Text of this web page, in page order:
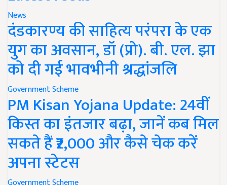
News
दंडकारण्य की साहित्य परंपरा के एक
युग का अवसान, डॉ (प्रो). बी. एल. झा
को दी गई भावभीनी श्रद्धांजलि
Government Scheme
PM Kisan Yojana Update: 24वीं
किस्त का इंतजार बढ़ा, जानें कब मिल
सकते हैं ₹2,000 और कैसे चेक करें
अपना स्टेटस